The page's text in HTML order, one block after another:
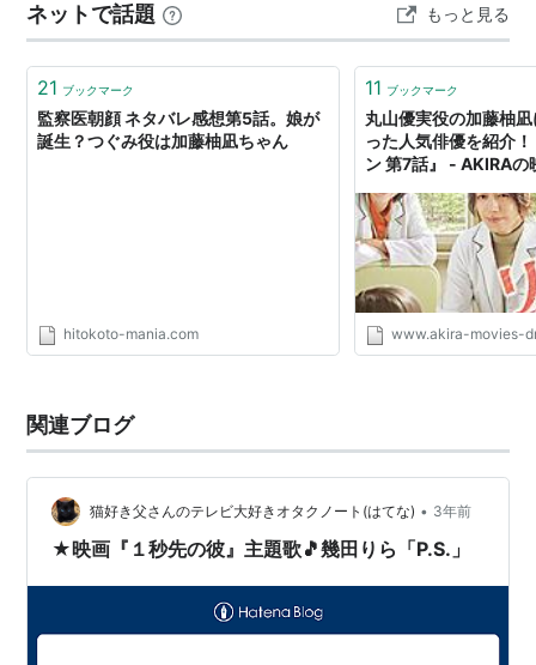
動画を探してみてください。1.「グランマの憂鬱」を無料
サイトで探す無料サイトで探す場合は以下のリンクか
ら。 Youtu…
ネットで話題 もっと見る
21 ブックマーク
監察医朝顔 ネタバレ感想第5話。娘が
誕生？つぐみ役は加藤柚凪ちゃん
hitokoto-mania.com
11 ブックマーク
丸山優実役の加藤柚
った人気俳優を紹介
ン 第7話』 - AKIRAの
www.akira-movies-
関連ブログ
猫好き父さんのテレビ大好きオタクノート(はてな) • 3年前
★映画『１秒先の彼』主題歌🎵幾田りら「P.S.」